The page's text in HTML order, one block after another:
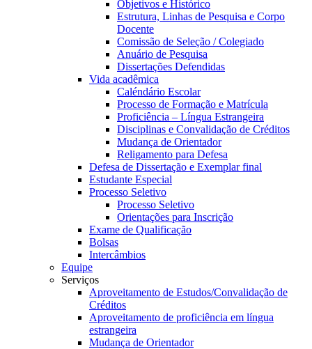
Objetivos e Histórico
Estrutura, Linhas de Pesquisa e Corpo
Docente
Comissão de Seleção / Colegiado
Anuário de Pesquisa
Dissertações Defendidas
Vida acadêmica
Caléndário Escolar
Processo de Formação e Matrícula
Proficiência – Língua Estrangeira
Disciplinas e Convalidação de Créditos
Mudança de Orientador
Religamento para Defesa
Defesa de Dissertação e Exemplar final
Estudante Especial
Processo Seletivo
Processo Seletivo
Orientações para Inscrição
Exame de Qualificação
Bolsas
Intercâmbios
Equipe
Serviços
Aproveitamento de Estudos/Convalidação de
Créditos
Aproveitamento de proficiência em língua
estrangeira
Mudança de Orientador